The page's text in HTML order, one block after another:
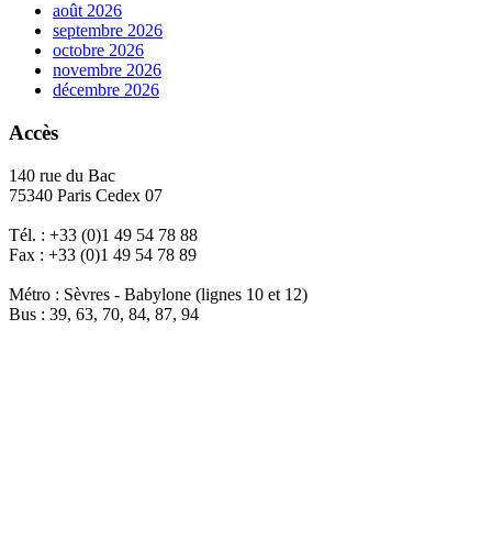
août 2026
septembre 2026
octobre 2026
novembre 2026
décembre 2026
Accès
140 rue du Bac
75340 Paris Cedex 07
Tél. : +33 (0)1 49 54 78 88
Fax : +33 (0)1 49 54 78 89
Métro : Sèvres - Babylone (lignes 10 et 12)
Bus : 39, 63, 70, 84, 87, 94